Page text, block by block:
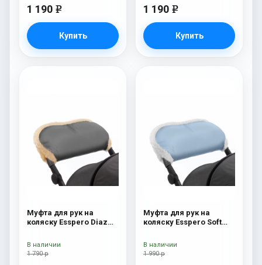
1 190 e
Купить
1 190 e
Купить
Муфта для рук на
коляску Esspero Diaz
Grey
1 790 р
В наличии
Муфта для рук на
коляску Esspero Soft
1 990 р
В наличии